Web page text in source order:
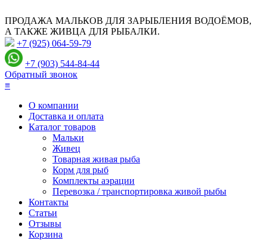
ПРОДАЖА МАЛЬКОВ ДЛЯ ЗАРЫБЛЕНИЯ ВОДОЁМОВ,
А ТАКЖЕ ЖИВЦА ДЛЯ РЫБАЛКИ.
+7 (925) 064-59-79
+7 (903) 544-84-44
Обратный звонок
≡
О компании
Доставка и оплата
Каталог товаров
Мальки
Живец
Товарная живая рыба
Корм для рыб
Комплекты аэрации
Перевозка / транспортировка живой рыбы
Контакты
Статьи
Отзывы
Корзина